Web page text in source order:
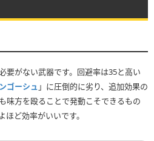
要がない武器です。回避率は35と高い
ゴーシュ 」に圧倒的に劣り、追加効果の
味方を殴ることで発動こそできるもの
ど効率がいいです。